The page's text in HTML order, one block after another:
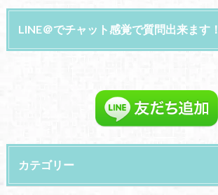
LINE＠でチャット感覚で質問出来ます！
カテゴリー